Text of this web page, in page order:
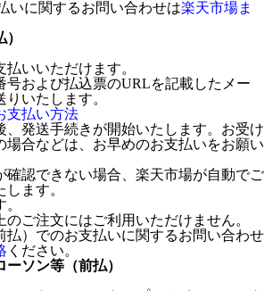
いに関するお問い合わせは楽天市場ま
いいただけます。
号および払込票のURLを記載したメー
いたします。
支払い方法
、発送手続きが開始いたします。お受け
場合などは、お早めのお支払いをお願い
確認できない場合、楽天市場が自動でご
ます。
ご注文にはご利用いただけません。
）でのお支払いに関するお問い合わせ
ください。
ソン等（前払）